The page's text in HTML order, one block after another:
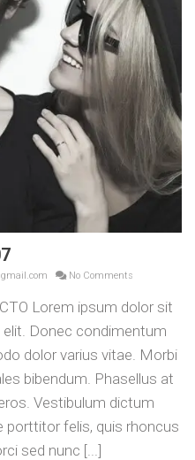
No Comments
Lorem ipsum dolor sit
Donec condimentum
dolor varius vitae. Morbi
bibendum. Phasellus at
Vestibulum dictum
porttitor felis, quis rhoncus
sed nunc [...]